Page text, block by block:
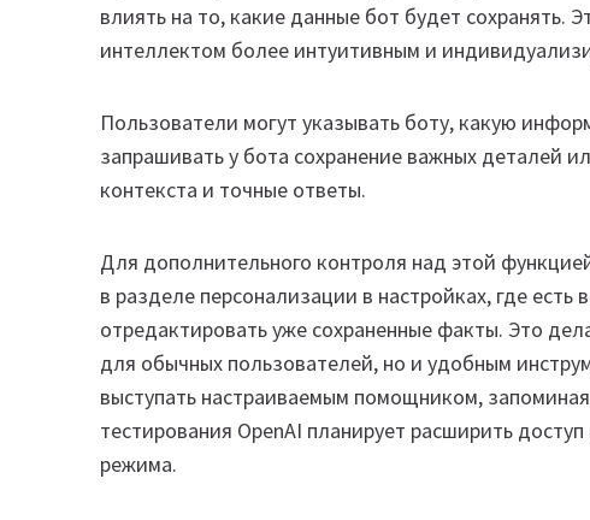
влиять на то, какие данные бот будет сохранять.
интеллектом более интуитивным и
Пользователи могут указывать боту, какую
запрашивать у бота сохранение важных деталей
контекста и точные ответы.
Для дополнительного контроля над этой
в разделе персонализации в настройках, где
отредактировать уже сохраненные факты. Это
для обычных пользователей, но и удобным
выступать настраиваемым помощником,
тестирования OpenAI планирует расширить
режима.